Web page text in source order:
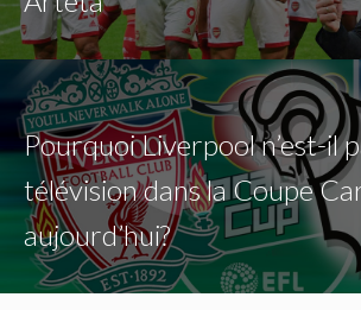
Pourquoi Liverpool n’est-il
télévision dans la Coupe
aujourd’hui?